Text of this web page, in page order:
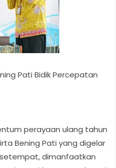
Pati Bidik Percepatan
perayaan ulang tahun
Bening Pati yang digelar
dimanfaatkan